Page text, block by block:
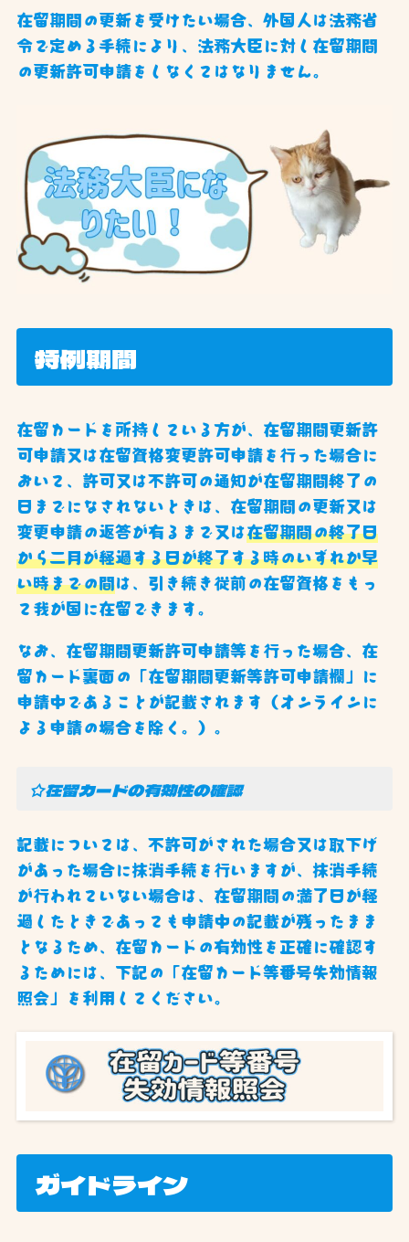
在留期間の更新を受けたい場合、外国人は法務省
令で定める手続により、法務大臣に対し在留期間
の更新許可申請をしなくてはなりません。
特例期間
在留カードを所持している方が、在留期間更新許
可申請又は在留資格変更許可申請を行った場合に
おいて、許可又は不許可の通知が在留期間終了の
日までになされないときは、在留期間の更新又は
変更申請の返答が有るまで又は在留期間の終了日
から二月が経過する日が終了する時のいずれか早
い時までの間は、引き続き従前の在留資格をもっ
て我が国に在留できます。
なお、在留期間更新許可申請等を行った場合、在
留カード裏面の「在留期間更新等許可申請欄」に
申請中であることが記載されます（オンラインに
よる申請の場合を除く。）。
☆在留カードの有効性の確認
記載については、不許可がされた場合又は取下げ
があった場合に抹消手続を行いますが、抹消手続
が行われていない場合は、在留期間の満了日が経
過したときであっても申請中の記載が残ったまま
となるため、在留カードの有効性を正確に確認す
るためには、下記の「在留カード等番号失効情報
照会」を利用してください。
ガイドライン